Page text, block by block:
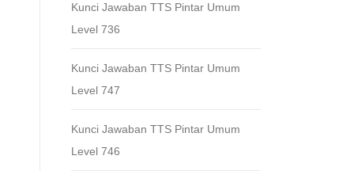
Kunci Jawaban TTS Pintar Umum
Level 736
Kunci Jawaban TTS Pintar Umum
Level 747
Kunci Jawaban TTS Pintar Umum
Level 746